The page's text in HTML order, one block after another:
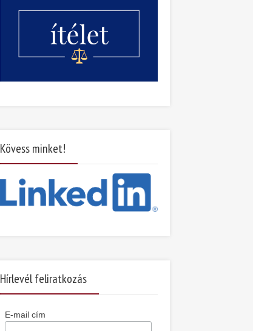
Kövess minket!
Hírlevél feliratkozás
E-mail cím